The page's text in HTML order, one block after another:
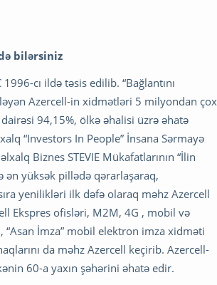
bilərsiniz
cı ildə təsis edilib. “Bağlantını
Azercell-in xidmətləri 5 milyondan çox
94,15%, ölkə əhalisi üzrə əhatə
“Investors In People” İnsana Sərmayə
Biznes STEVIE Mükafatlarının “İlin
ən yüksək pillədə qərarlaşaraq,
yenilikləri ilk dəfə olaraq məhz Azercell
Ekspres ofisləri, M2M, 4G , mobil və
İmza” mobil elektron imza xidməti
da məhz Azercell keçirib. Azercell-
60-a yaxın şəhərini əhatə edir.